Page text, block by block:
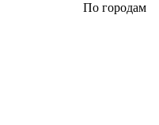
По городам